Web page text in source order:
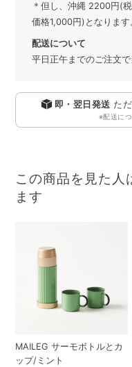
＊但し、沖縄 2200円(
価格1,000円)となります
配送について
平日正午までのご注文で
即・翌日発送 た
※配送に
この商品を見た
ます
MAILEG サーモボトルとカ
ップ/ミント